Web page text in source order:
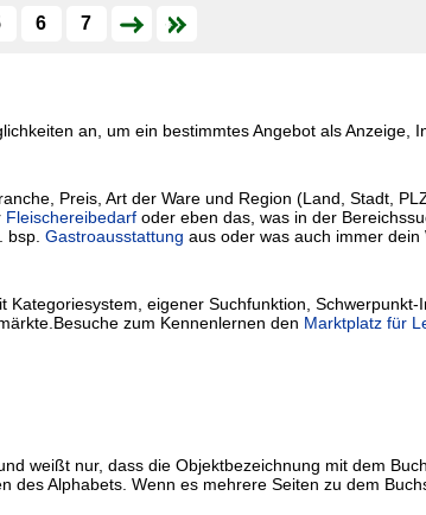
6 7
an, um ein bestimmtes Angebot als Anzeige,
Preis, Art der Ware und Region (Land, Stadt,
Fleischereibedarfoder eben das, was in der
bsp. Gastroausstattung aus oder was auch immer dein
eigener Suchfunktion,
zum Kennenlernen den Marktplatz für
weißt nur, dass die Objektbezeichnung mit dem
des Alphabets. Wenn es mehrere Seiten zu dem